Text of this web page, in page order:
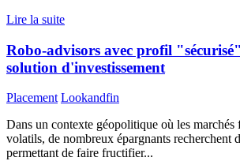
Lire la suite
Robo-advisors avec profil
solution d'investissement
Placement Lookandfin
Dans un contexte géopolitique où les marchés
volatils, de nombreux épargnants recherchent
permettant de faire fructifier...